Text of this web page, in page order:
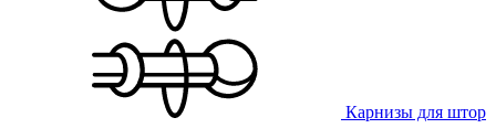
Карнизы для штор